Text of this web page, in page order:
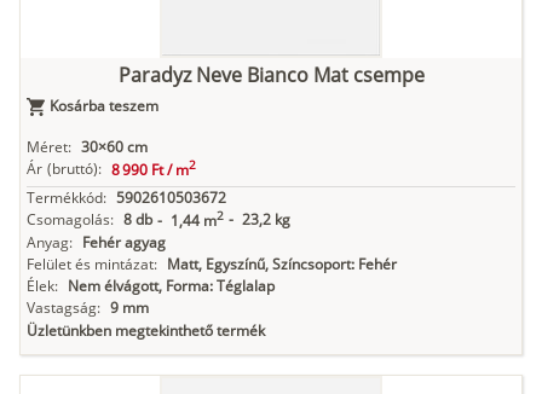
Paradyz Neve Bianco Mat csempe
Kosárba teszem
Méret: 30×60 cm
Ár (bruttó): 8 990 Ft /m2
Termékkód: 5902610503672
Csomagolás: 8 db - 1,44 m2 - 23,2 kg
Anyag: Fehér agyag
Felület és mintázat: Matt, Egyszínű, Színcsoport: Fehér
Élek: Nem élvágott, Forma: Téglalap
Vastagság: 9 mm
Üzletünkben megtekinthető termék